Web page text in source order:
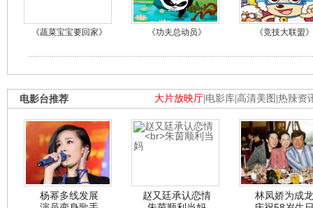
《蔬菜宝宝要回家》 《功夫总动员》 《竞技大联盟》
大片放映厅 电影库 高清美图 热辣资
电影台推荐
杨幂多线发展
赵又廷承认恋情
林凤娇为成龙